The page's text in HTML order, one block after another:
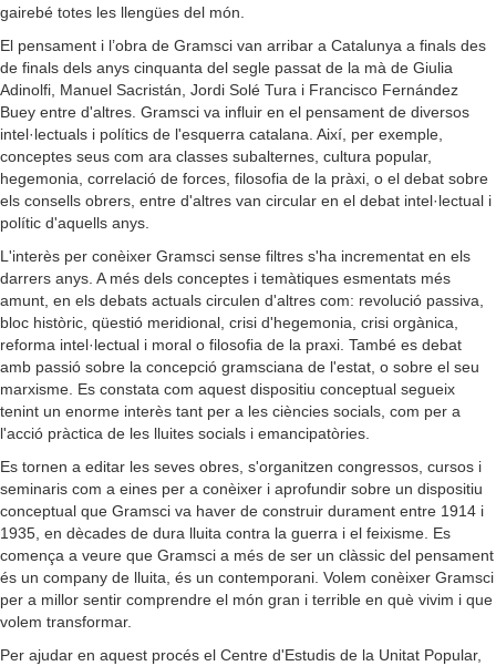
gairebé totes les llengües del món.
El pensament i l’obra de Gramsci van arribar a Catalunya a finals des
de finals dels anys cinquanta del segle passat de la mà de Giulia
Adinolfi, Manuel Sacristán, Jordi Solé Tura i Francisco Fernández
Buey entre d'altres. Gramsci va influir en el pensament de diversos
intel·lectuals i polítics de l'esquerra catalana. Així, per exemple,
conceptes seus com ara classes subalternes, cultura popular,
hegemonia, correlació de forces, filosofia de la pràxi, o el debat sobre
els consells obrers, entre d'altres van circular en el debat intel·lectual i
polític d'aquells anys.
L'interès per conèixer Gramsci sense filtres s'ha incrementat en els
darrers anys. A més dels conceptes i temàtiques esmentats més
amunt, en els debats actuals circulen d'altres com: revolució passiva,
bloc històric, qüestió meridional, crisi d'hegemonia, crisi orgànica,
reforma intel·lectual i moral o filosofia de la praxi. També es debat
amb passió sobre la concepció gramsciana de l'estat, o sobre el seu
marxisme. Es constata com aquest dispositiu conceptual segueix
tenint un enorme interès tant per a les ciències socials, com per a
l'acció pràctica de les lluites socials i emancipatòries.
Es tornen a editar les seves obres, s'organitzen congressos, cursos i
seminaris com a eines per a conèixer i aprofundir sobre un dispositiu
conceptual que Gramsci va haver de construir durament entre 1914 i
1935, en dècades de dura lluita contra la guerra i el feixisme. Es
comença a veure que Gramsci a més de ser un clàssic del pensament
és un company de lluita, és un contemporani. Volem conèixer Gramsci
per a millor sentir comprendre el món gran i terrible en què vivim i que
volem transformar.
Per ajudar en aquest procés el Centre d'Estudis de la Unitat Popular,